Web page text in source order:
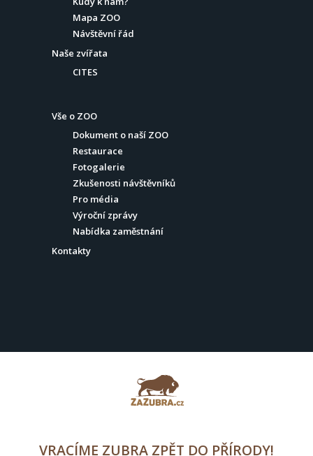
Mapa ZOO
Návštěvní řád
Naše zvířata
CITES
Vše o ZOO
Dokument o naší ZOO
Restaurace
Fotogalerie
Zkušenosti návštěvníků
Pro média
Výroční zprávy
Nabídka zaměstnání
Kontakty
VRACÍME ZUBRA ZPĚT DO PŘÍRODY!